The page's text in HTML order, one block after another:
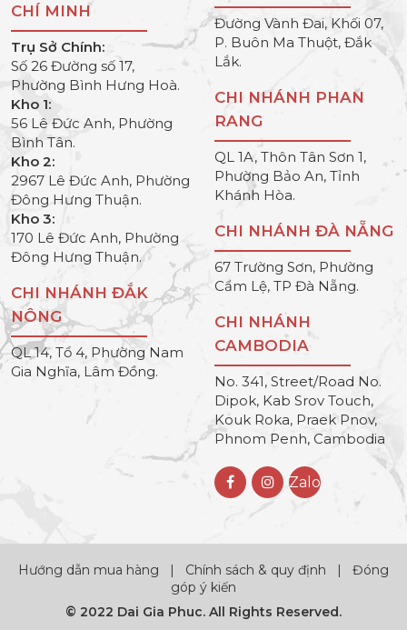
CHÍ MINH
Trụ Sở Chính:
Số 26 Đường số 17,
Phường Bình Hưng Hoà.
Kho 1:
56 Lê Đức Anh, Phường
Bình Tân.
Kho 2:
2967 Lê Đức Anh, Phường
Đông Hưng Thuận.
Kho 3:
170 Lê Đức Anh, Phường
Đông Hưng Thuận.
CHI NHÁNH ĐẮK
NÔNG
QL 14, Tổ 4, Phường Nam
Gia Nghĩa, Lâm Đồng.
Đường Vành Đai, Khối 07,
P. Buôn Ma Thuột, Đắk
Lắk.
CHI NHÁNH PHAN
RANG
QL 1A, Thôn Tân Sơn 1,
Phường Bảo An, Tỉnh
Khánh Hòa.
CHI NHÁNH ĐÀ NẴNG
67 Trường Sơn, Phường
Cẩm Lệ, TP Đà Nẵng.
CHI NHÁNH
CAMBODIA
No. 341, Street/Road No.
Dipok, Kab Srov Touch,
Kouk Roka, Praek Pnov,
Phnom Penh, Cambodia
Zalo
Hướng dẫn mua hàng | Chính sách & quy định | Đóng
góp ý kiến
© 2022 Dai Gia Phuc. All Rights Reserved.